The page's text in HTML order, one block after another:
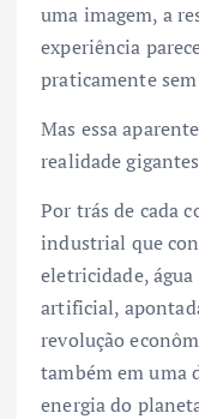
uma imagem, a
experiência
praticamente
Mas essa
realidade
Por trás de cada
industrial que
eletricidade,
artificial,
revolução
também em uma
energia do